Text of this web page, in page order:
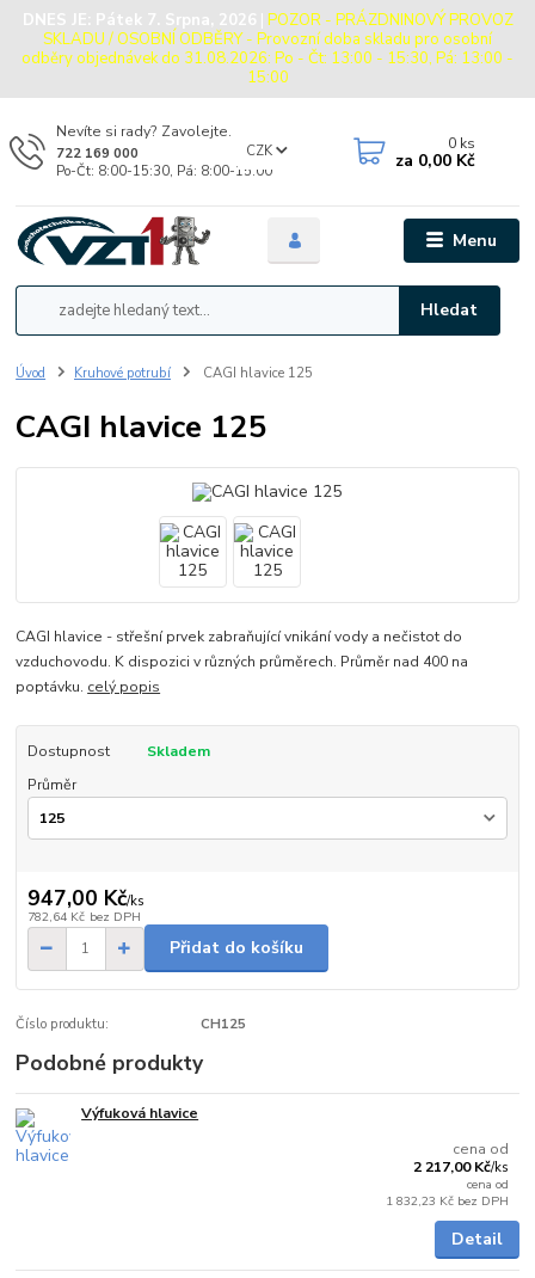
DNES JE: Pátek 7. Srpna, 2026 | POZOR - PRÁZDNINOVÝ PROVOZ
SKLADU / OSOBNÍ ODBĚRY - Provozní doba skladu pro osobní
odběry objednávek do 31.08.2026: Po - Čt: 13:00 - 15:30, Pá: 13:00 -
15:00
Menu
CZK
Hledat
Nevíte si rady? Zavolejte.
722 169 000
Po-Čt: 8:00-15:30, Pá: 8:00-15:00
0 ks
za 0,00 Kč
Úvod Kruhové potrubí CAGI hlavice 125
CAGI hlavice 125
CAGI hlavice - střešní prvek zabraňující vnikání vody a nečistot do
vzduchovodu. K dispozici v různých průměrech. Průměr nad 400 na
poptávku. celý popis
Dostupnost
Skladem
Průměr
947,00 Kč/ks
782,64 Kč bez DPH
Přidat do košíku
Číslo produktu: CH125
Podobné produkty
Výfuková hlavice
cena od
2 217,00 Kč/ks
cena od
1 832,23 Kč bez DPH
Detail